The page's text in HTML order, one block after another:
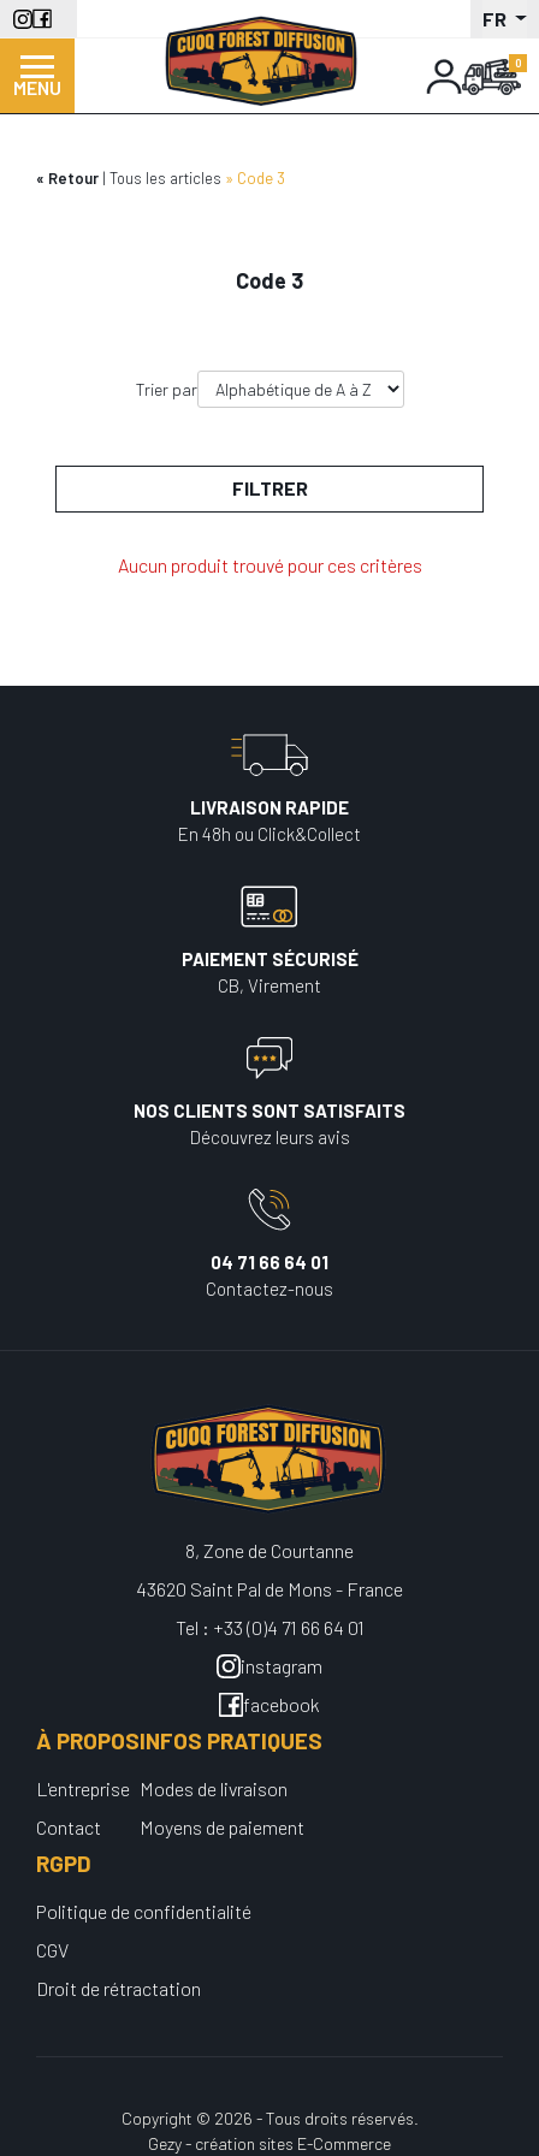
Aller
au
contenu
principal
FR
MENU
Retour Tous les articles Code 3
Code 3
Trier par
FILTRER
Aucun produit trouvé pour ces critères
LIVRAISON RAPIDE
En 48h ou Click&Collect
PAIEMENT SÉCURISÉ
CB, Virement
NOS CLIENTS SONT SATISFAITS
Découvrez leurs avis
04 71 66 64 01
Contactez-nous
8, Zone de Courtanne
43620 Saint Pal de Mons - France
Tel : +33 (0)4 71 66 64 01
instagram
facebook
À PROPOS
L'entreprise
Contact
INFOS PRATIQUES
Modes de livraison
Moyens de paiement
RGPD
Politique de confidentialité
CGV
Droit de rétractation
Copyright © 2026 - Tous droits réservés.
Gezy - création sites E-Commerce